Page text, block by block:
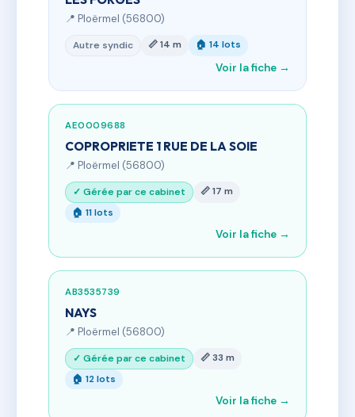
📍 Ploërmel (56800)
Autre syndic 📏 14 m 🏠 14 lots
Voir la fiche →
AE0009688
COPROPRIETE 1 RUE DE LA SOIE
📍 Ploërmel (56800)
✓ Gérée par ce cabinet
📏 17 m
🏠 11 lots
Voir la fiche →
AB3535739
NAYS
📍 Ploërmel (56800)
✓ Gérée par ce cabinet
📏 33 m
🏠 12 lots
Voir la fiche →